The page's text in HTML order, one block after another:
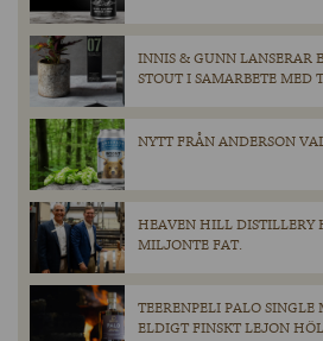
INNIS & GUNN LANSERAR
STOUT I SAMARBETE MED
NYTT FRÅN ANDERSON
HEAVEN HILL DISTILLERY
MILJONTE FAT.
TEERENPELI PALO
ELDIGT FINSKT LEJON